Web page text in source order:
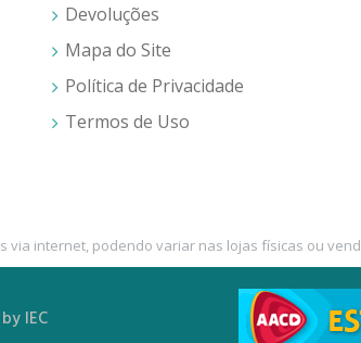
Devoluções
Mapa do Site
Política de Privacidade
Termos de Uso
via internet, podendo variar nas lojas físicas ou
by IEC